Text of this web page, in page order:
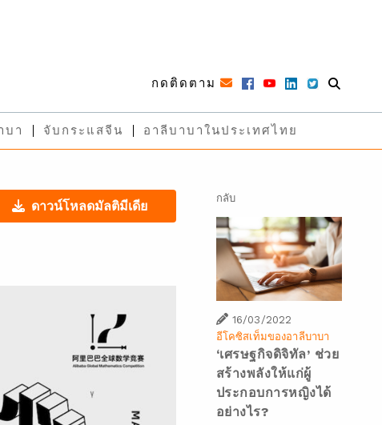
กดติดตาม
บา จับกระแสจีน อาลีบาบาในประเทศไทย
ดาวน์โหลดมัลติมีเดีย
กลับ
16/03/2022
อีโคซิสเท็มของอาลีบาบา
‘เศรษฐกิจดิจิทัล’ ช่วย
สร้างพลังให้แก่ผู้
ประกอบการหญิงได้
อย่างไร?